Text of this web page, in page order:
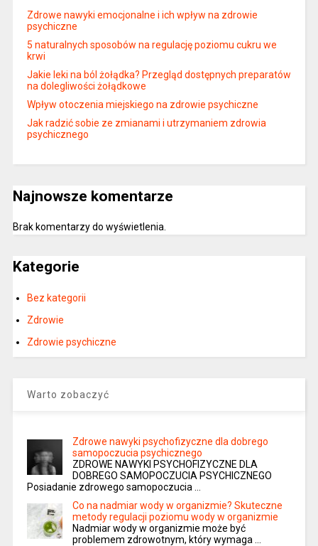
Zdrowe nawyki emocjonalne i ich wpływ na zdrowie
psychiczne
5 naturalnych sposobów na regulację poziomu cukru we
krwi
Jakie leki na ból żołądka? Przegląd dostępnych preparatów
na dolegliwości żołądkowe
Wpływ otoczenia miejskiego na zdrowie psychiczne
Jak radzić sobie ze zmianami i utrzymaniem zdrowia
psychicznego
Najnowsze komentarze
Brak komentarzy do wyświetlenia.
Kategorie
Bez kategorii
Zdrowie
Zdrowie psychiczne
Warto zobaczyć
Zdrowe nawyki psychofizyczne dla dobrego
samopoczucia psychicznego
ZDROWE NAWYKI PSYCHOFIZYCZNE DLA
DOBREGO SAMOPOCZUCIA PSYCHICZNEGO
Posiadanie zdrowego samopoczucia …
Co na nadmiar wody w organizmie? Skuteczne
metody regulacji poziomu wody w organizmie
Nadmiar wody w organizmie może być
problemem zdrowotnym, który wymaga …